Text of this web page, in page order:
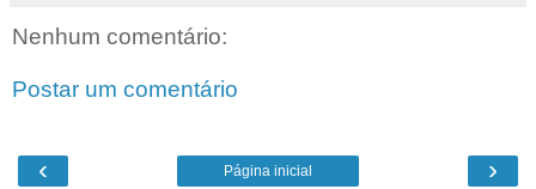
Nenhum comentário:
Postar um comentário
‹ ›
Página inicial